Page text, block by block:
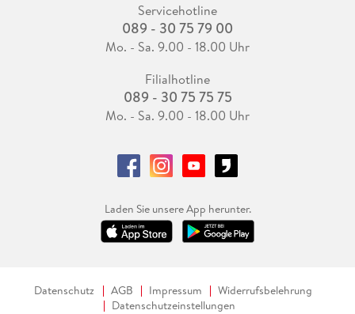
Servicehotline
089 - 30 75 79 00
Mo. - Sa. 9.00 - 18.00 Uhr
Filialhotline
089 - 30 75 75 75
Mo. - Sa. 9.00 - 18.00 Uhr
Laden Sie unsere App herunter.
Datenschutz AGB Impressum
Widerrufsbelehrung
Datenschutzeinstellungen